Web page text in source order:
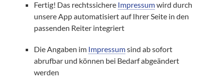
Fertig! Das rechtssichere Impressumwird durch
unsere App automatisiert auf Ihrer Seite in den
passenden Reiter integriert
Die Angaben im Impressumsind ab sofort
abrufbar und können bei Bedarf abgeändert
werden